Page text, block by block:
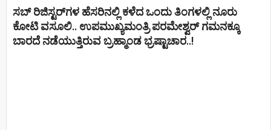
ಸಬ್ ರಿಜಿಸ್ಟರ್​ಗಳ ಹೆಸರಿನಲ್ಲಿ ಕಳೆದ ಒಂದು ತಿಂಗಳಲ್ಲಿ ನೂರು
ಕೋಟಿ ವಸೂಲಿ.. ಉಪಮುಖ್ಯಮಂತ್ರಿ ಪರಮೇಶ್ವರ್​ ಗಮನಕ್ಕೂ
ಬಾರದೆ ನಡೆಯುತ್ತಿರುವ ಬ್ರಹ್ಮಾಂಡ ಭ್ರಷ್ಟಾಚಾರ..!